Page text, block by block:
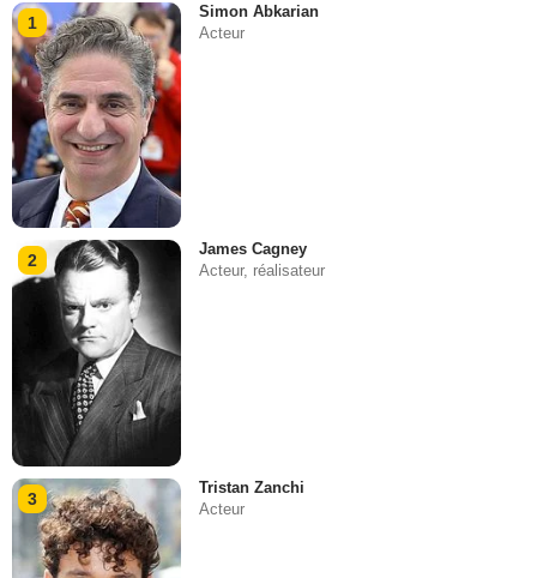
1
Simon Abkarian
Acteur
2
James Cagney
Acteur, réalisateur
3
Tristan Zanchi
Acteur